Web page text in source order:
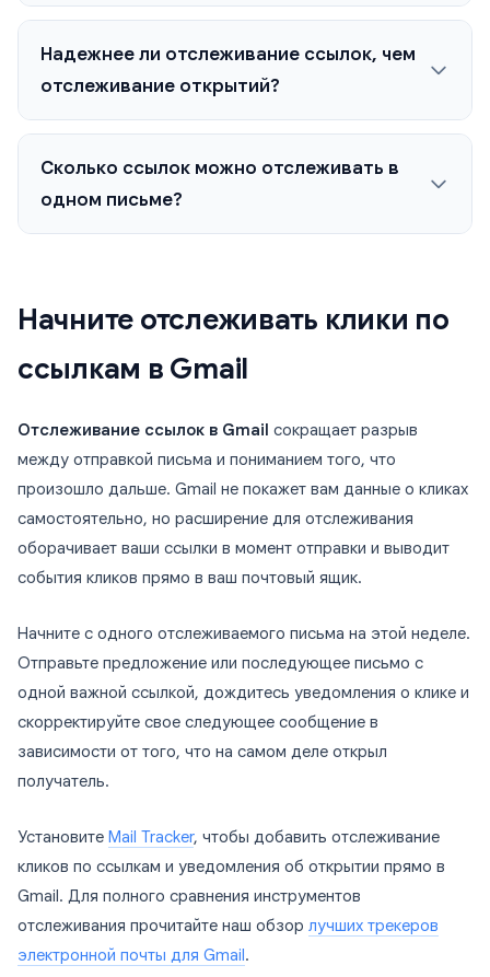
Надежнее ли отслеживание ссылок, чем
отслеживание открытий?
Сколько ссылок можно отслеживать в
одном письме?
Начните отслеживать клики по
ссылкам в Gmail
Отслеживание ссылок в Gmail сокращает разрыв
между отправкой письма и пониманием того, что
произошло дальше. Gmail не покажет вам данные о кликах
самостоятельно, но расширение для отслеживания
оборачивает ваши ссылки в момент отправки и выводит
события кликов прямо в ваш почтовый ящик.
Начните с одного отслеживаемого письма на этой неделе.
Отправьте предложение или последующее письмо с
одной важной ссылкой, дождитесь уведомления о клике и
скорректируйте свое следующее сообщение в
зависимости от того, что на самом деле открыл
получатель.
Установите Mail Tracker, чтобы добавить отслеживание
кликов по ссылкам и уведомления об открытии прямо в
Gmail. Для полного сравнения инструментов
отслеживания прочитайте наш обзор лучших трекеров
электронной почты для Gmail.